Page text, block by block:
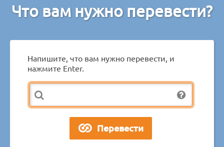
Что вам нужно перевести?
Напишите, что вам нужно перевести, и
нажмите Enter.